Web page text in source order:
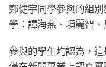
鄭健宇同學參與的組
學：譚海燕、項麗智
參與的學生均認為，